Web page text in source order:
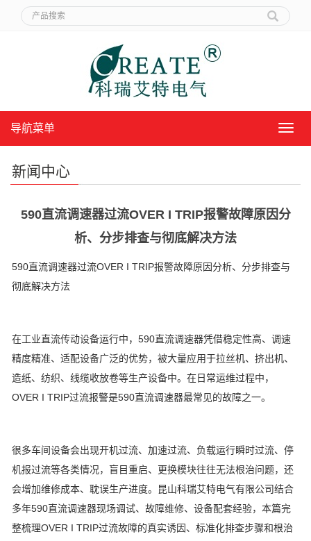
导
导航菜单
新闻中心
590直流调速器过流OVER I TRIP报警故障原因分
析、分步排查与彻底解决方法
590直流调速器过流OVER I TRIP报警故障原因分析、分步排查与
彻底解决方法
在工业直流传动设备运行中，590直流调速器凭借稳定性高、调速
精度精准、适配设备广泛的优势，被大量应用于拉丝机、挤出机、
造纸、纺织、线缆收放卷等生产设备中。在日常运维过程中，
OVER I TRIP过流报警是590直流调速器最常见的故障之一。
很多车间设备会出现开机过流、加速过流、负载运行瞬时过流、停
机报过流等各类情况，盲目重启、更换模块往往无法根治问题，还
会增加维修成本、耽误生产进度。昆山科瑞艾特电气有限公司结合
多年590直流调速器现场调试、故障维修、设备配套经验，本篇完
整梳理OVER I TRIP过流故障的真实诱因、标准化排查步骤和根治